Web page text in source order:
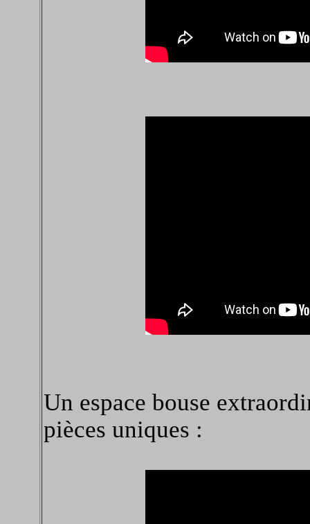
Un espace bouse
pièces uniques :